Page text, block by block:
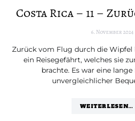
Costa Rica – 11 –
6. November 2024
Zurück vom Flug durch die Wipfel
ein Reisegefährt, welches sie
brachte. Es war eine
unvergleichlicher
WEITERLESEN...